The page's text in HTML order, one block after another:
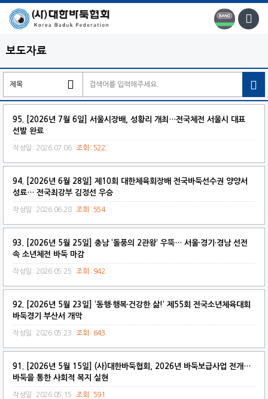
보도자료

95. [2026년 7월 6일] 서울시장배, 성황리 개최…전국체전 서울시 대표
선발 완료
작성일 : 2026.07.06 조회 : 522
94. [2026년 6월 28일] 제10회 대한체육회장배 전국바둑선수권 양양서
성료… 전국최강부 김정선 우승
작성일 : 2026.06.28 조회 : 554
93. [2026년 5월 25일] 충남 ‘돌풍의 2관왕’ 우뚝… 서울·경기·경남 선전
속 소년체전 바둑 마감
작성일 : 2026.05.25 조회 : 942
92. [2026년 5월 23일] ‘동행·행복·건강한 삶!’ 제55회 전국소년체육대회
바둑경기 부산서 개막
작성일 : 2026.05.23 조회 : 643
91. [2026년 5월 15일] (사)대한바둑협회, 2026년 바둑보급사업 전개…
바둑을 통한 사회적 복지 실현
작성일 : 2026.05.15 조회 : 591